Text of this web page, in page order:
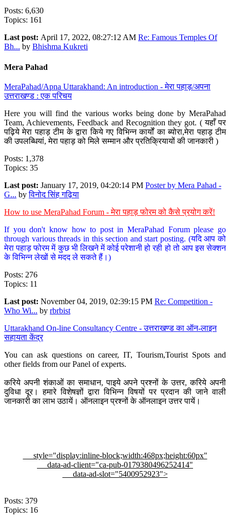
Posts: 6,630
Topics: 161
Last post: April 17, 2022, 08:27:12 AM Re: Famous Temples Of
Bh... by Bhishma Kukreti
Mera Pahad
MeraPahad/Apna Uttarakhand: An introduction - मेरा पहाड़/अपना
उत्तराखण्ड : एक परिचय
Here you will find the various works being done by MeraPahad
Team, Achievements, Feedback and Recognition they got. ( यहाँ पर
पढ़िये मेरा पहाड़ टीम के द्वारा किये गए विभिन्न कार्यों का ब्योरा,मेरा पहाड़ टीम
की उपलब्धियां, मेरा पहाड़ को मिले सम्मान और प्रतिक्रियायों की जानकारी )
Posts: 1,378
Topics: 35
Last post: January 17, 2019, 04:20:14 PM Poster by Mera Pahad -
G... byविनोद सिंह गढ़िया
How to use MeraPahad Forum - मेरा पहाड़ फोरम को कैसे प्रयोग करें!
If you don't know how to post in MeraPahad Forum please go
through various threads in this section and start posting. (यदि आप को
मेरा पहाड़ फोरम में कुछ भी लिखने में कोई परेशानी हो रही हो तो आप इस सेक्शन
के विभिन्न लेखों से मदद ले सकते हैं।)
Posts: 276
Topics: 11
Last post: November 04, 2019, 02:39:15 PM Re: Competition -
Who Wi... by rbrbist
Uttarakhand On-line Consultancy Centre - उत्तराखण्ड का ऑन-लाइन
सहायता केंद्र
You can ask questions on career, IT, Tourism,Tourist Spots and
other fields from our Panel of experts.
करिये अपनी शंकाओं का समाधान, पाइये अपने प्रश्नों के उत्तर, करिये अपनी
दुविधा दूर। हमारे विशेषज्ञों द्वारा विभिन्न विषयों पर प्रदान की जाने वाली
जानकारी का लाभ उठायें। ऑनलाइन प्रश्नों के ऑनलाइन उत्तर पायें।
style="display:inline-block;width:468px;height:60px"
data-ad-client="ca-pub-0179380496252414"
data-ad-slot="5400952923">
Posts: 379
Topics: 16